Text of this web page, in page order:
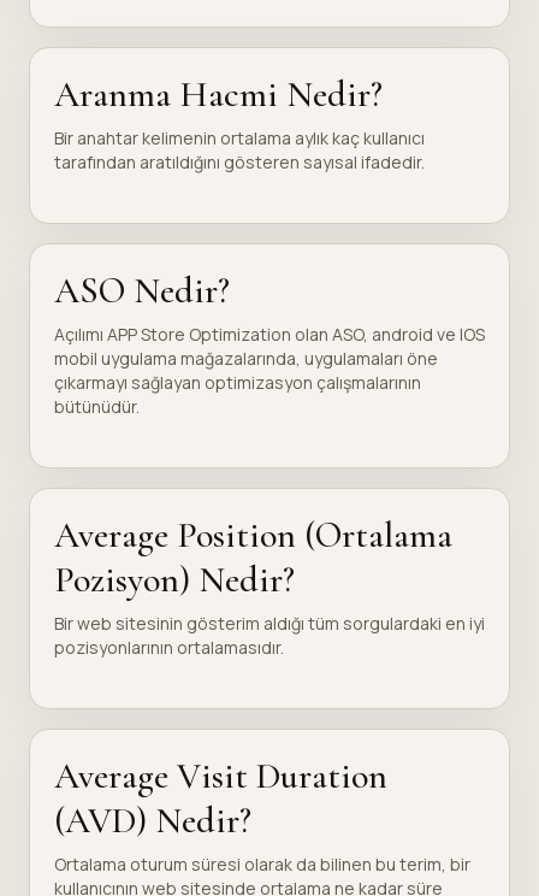
Aranma Hacmi Nedir?
Bir anahtar kelimenin ortalama aylık kaç kullanıcı
tarafından aratıldığını gösteren sayısal ifadedir.
ASO Nedir?
Açılımı APP Store Optimization olan ASO, android ve IOS
mobil uygulama mağazalarında, uygulamaları öne
çıkarmayı sağlayan optimizasyon çalışmalarının
bütünüdür.
Average Position (Ortalama
Pozisyon) Nedir?
Bir web sitesinin gösterim aldığı tüm sorgulardaki en iyi
pozisyonlarının ortalamasıdır.
Average Visit Duration
(AVD) Nedir?
Ortalama oturum süresi olarak da bilinen bu terim, bir
kullanıcının web sitesinde ortalama ne kadar süre